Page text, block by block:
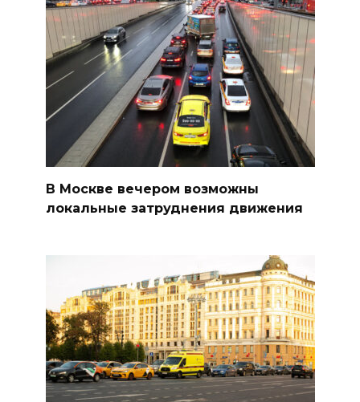
В Москве вечером возможны
локальные затруднения движения